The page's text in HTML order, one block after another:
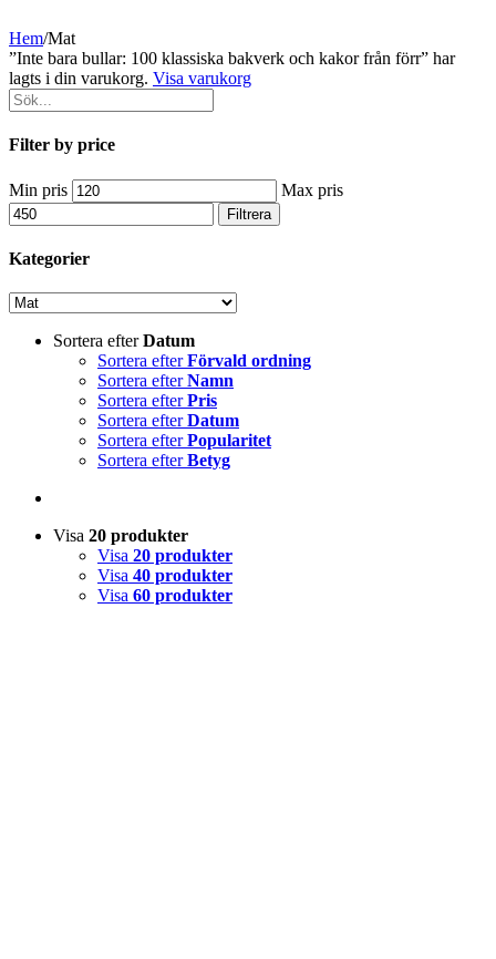
Hem/Mat
”Inte bara bullar: 100 klassiska bakverk och kakor från förr” har
lagts i din varukorg. Visa varukorg
Filter by price
Min pris Max pris
Filtrera
Kategorier
Sortera efterDatum
Sortera efterFörvald ordning
Sortera efterNamn
Sortera efterPris
Sortera efterDatum
Sortera efterPopularitet
Sortera efterBetyg
Visa 20 produkter
Visa 20 produkter
Visa 40 produkter
Visa 60 produkter